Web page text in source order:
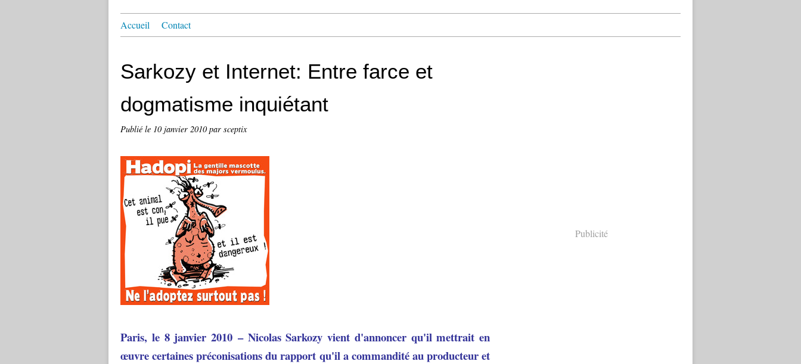
Accueil Contact
Sarkozy et Internet: Entre farce et
dogmatisme inquiétant
Publié le 10 janvier 2010par sceptix
Paris, le 8 janvier 2010 – Nicolas Sarkozy vient d'annoncer qu'il mettrait en
œuvre certaines préconisations du rapport qu'il a commandité au producteur et
Publicité